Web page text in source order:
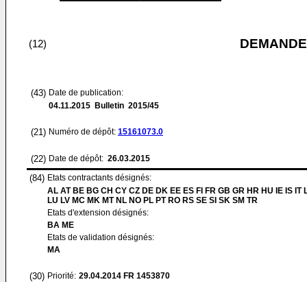
(12)
(43) Date de publication:
04.11.2015 Bulletin 2015/45
(21) Numéro de dépôt: 15161073.0
(22) Date de dépôt: 26.03.2015
(84) Etats contractants désignés:
AL AT BE BG CH CY CZ DE DK EE ES FI FR GB GR HR HU IE IS IT
LU LV MC MK MT NL NO PL PT RO RS SE SI SK SM TR
Etats d'extension désignés:
BA ME
Etats de validation désignés:
MA
(30) Priorité: 29.04.2014 FR 1453870